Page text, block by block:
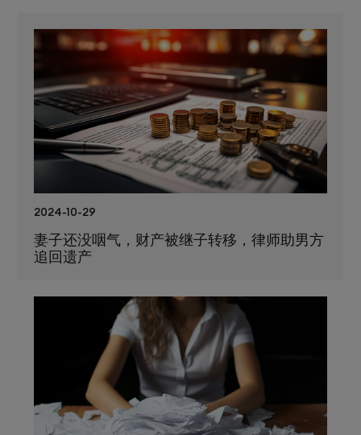
2024-10-29
妻子还没咽气，财产被继子转移，律师助男方
追回遗产